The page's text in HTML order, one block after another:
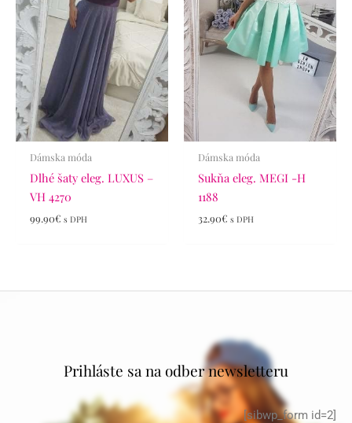
Dámska móda
Dlhé šaty eleg. LUXUS –
VH 4270
99.90€ s DPH
Dámska móda
Sukňa eleg. MEGI -H
1188
32.90€ s DPH
Prihláste sa na odber newsletteru
[sibwp_form id=2]